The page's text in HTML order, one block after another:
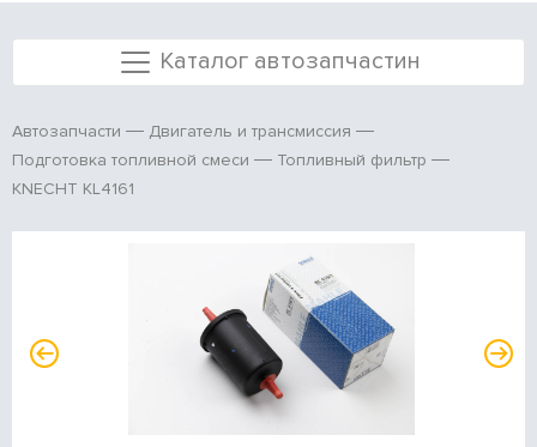
Каталог автозапчастин
Автозапчасти
Двигатель и трансмиссия
Подготовка топливной смеси
Топливный фильтр
KNECHT KL4161